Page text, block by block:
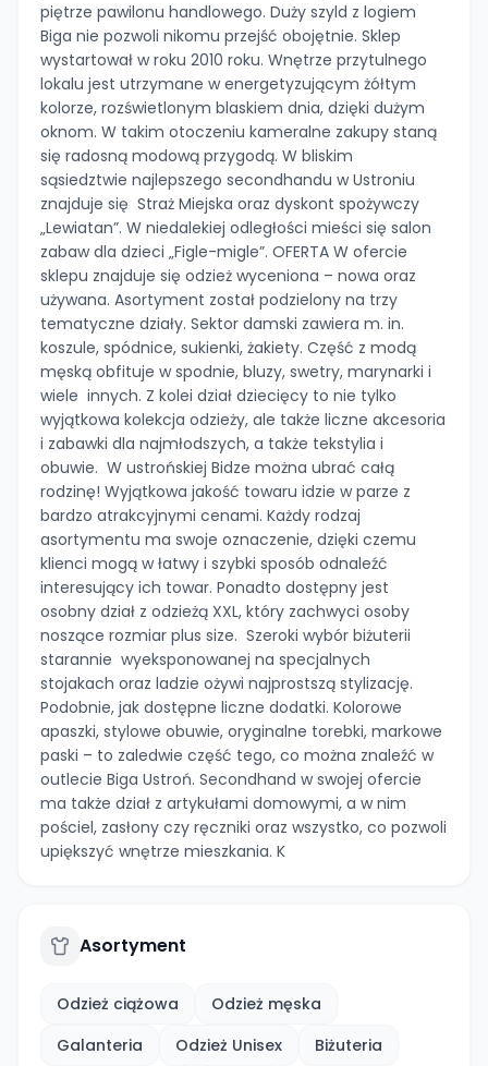
piętrze pawilonu handlowego. Duży szyld z logiem
Biga nie pozwoli nikomu przejść obojętnie. Sklep
wystartował w roku 2010 roku. Wnętrze przytulnego
lokalu jest utrzymane w energetyzującym żółtym
kolorze, rozświetlonym blaskiem dnia, dzięki dużym
oknom. W takim otoczeniu kameralne zakupy staną
się radosną modową przygodą. W bliskim
sąsiedztwie najlepszego secondhandu w Ustroniu
znajduje się Straż Miejska oraz dyskont spożywczy
„Lewiatan”. W niedalekiej odległości mieści się salon
zabaw dla dzieci „Figle-migle”. OFERTA W ofercie
sklepu znajduje się odzież wyceniona – nowa oraz
używana. Asortyment został podzielony na trzy
tematyczne działy. Sektor damski zawiera m. in.
koszule, spódnice, sukienki, żakiety. Część z modą
męską obfituje w spodnie, bluzy, swetry, marynarki i
wiele innych. Z kolei dział dziecięcy to nie tylko
wyjątkowa kolekcja odzieży, ale także liczne akcesoria
i zabawki dla najmłodszych, a także tekstylia i
obuwie. W ustrońskiej Bidze można ubrać całą
rodzinę! Wyjątkowa jakość towaru idzie w parze z
bardzo atrakcyjnymi cenami. Każdy rodzaj
asortymentu ma swoje oznaczenie, dzięki czemu
klienci mogą w łatwy i szybki sposób odnaleźć
interesujący ich towar. Ponadto dostępny jest
osobny dział z odzieżą XXL, który zachwyci osoby
noszące rozmiar plus size. Szeroki wybór biżuterii
starannie wyeksponowanej na specjalnych
stojakach oraz ladzie ożywi najprostszą stylizację.
Podobnie, jak dostępne liczne dodatki. Kolorowe
apaszki, stylowe obuwie, oryginalne torebki, markowe
paski – to zaledwie część tego, co można znaleźć w
outlecie Biga Ustroń. Secondhand w swojej ofercie
ma także dział z artykułami domowymi, a w nim
pościel, zasłony czy ręczniki oraz wszystko, co pozwoli
upiększyć wnętrze mieszkania. K
Asortyment
Odzież ciążowa
Odzież męska
Galanteria
Odzież Unisex
Biżuteria